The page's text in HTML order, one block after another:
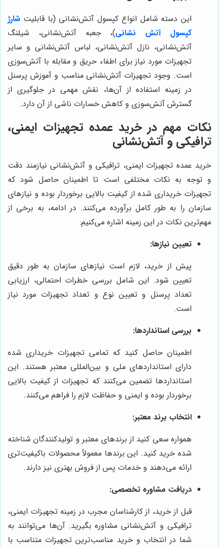
این دسته شامل انواع کپسول آتش‌نشانی (با قابلیت شارژ
کپسول آتش نشانی)، جعبه آتش‌نشانی، شیلنگ
آتش‌نشانی، نازل آتش‌نشانی، لباس آتش‌نشانی و سایر
تجهیزات مورد نیاز برای اطفاء حریق و مقابله با آتش‌سوزی
است. وجود تجهیزات آتش‌نشانی مناسب و آموزش پرسنل
در زمینه استفاده از آن‌ها، نقش مهمی در جلوگیری از
گسترش آتش‌سوزی و کاهش خسارات ناشی از آن دارد.
نکات مهم در خرید عمده تجهیزات ایمنی،
ترافیکی و آتش‌نشانی
خرید عمده تجهیزات ایمنی، ترافیکی و آتش‌نشانی نیازمند دقت
و توجه به نکات مختلفی است تا اطمینان حاصل شود که
تجهیزات خریداری شده از کیفیت بالایی برخوردار بوده و نیازهای
سازمان را به طور کامل برآورده می‌کنند. در ادامه، به برخی از
مهم‌ترین نکات در این زمینه اشاره می‌کنیم:
تعیین نیازها:
پیش از خرید، لازم است نیازهای سازمان به طور دقیق
تعیین شود. این شامل بررسی خطرات احتمالی، ارزیابی
تعداد پرسنل و تعیین نوع و تعداد تجهیزات مورد نیاز
است.
بررسی استانداردها:
اطمینان حاصل کنید که تمامی تجهیزات خریداری شده
دارای استانداردهای ملی و بین‌المللی معتبر هستند. این
استانداردها تضمین می‌کنند که تجهیزات از کیفیت بالایی
برخوردار بوده و ایمنی و حفاظت لازم را فراهم می‌کنند.
انتخاب برند معتبر:
همواره سعی کنید از برندهای معتبر و تولیدکنندگان شناخته
شده خرید کنید. این برندها معمولاً محصولات باکیفیت‌تری
ارائه می‌دهند و خدمات پس از فروش بهتری نیز دارند.
دریافت مشاوره تخصصی:
قبل از خرید، از کارشناسان مجرب در زمینه تجهیزات ایمنی،
ترافیکی و آتش‌نشانی مشاوره بگیرید. آن‌ها می‌توانند به
شما در انتخاب و خرید مناسب‌ترین تجهیزات متناسب با